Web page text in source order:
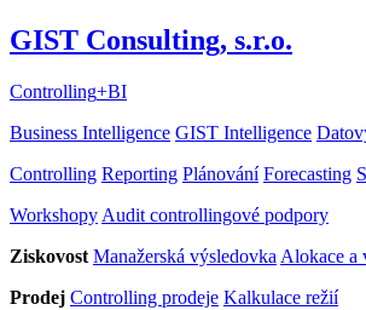
GIST Consulting, s.r.o.
Controlling+BI
Business Intelligence GIST Intelligence
Controlling Reporting Plánování Forecasting
Workshopy Audit controllingové podpory
Ziskovost Manažerská výsledovka Alokace a
Prodej Controlling prodeje Kalkulace režií